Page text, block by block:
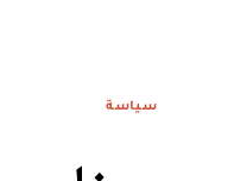
سياسة